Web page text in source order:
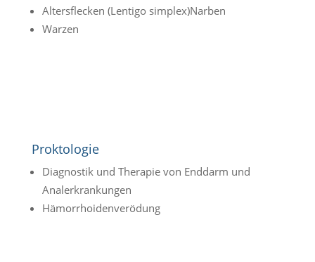
Altersflecken (Lentigo simplex)Narben
Warzen
Proktologie
Diagnostik und Therapie von Enddarm und
Analerkrankungen
Hämorrhoidenverödung